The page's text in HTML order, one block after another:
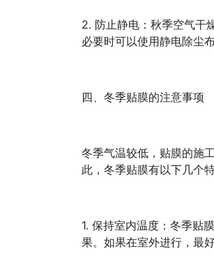
2. 防止静电：秋季空气干
必要时可以使用静电除尘
四、冬季贴膜的注意事项
冬季气温较低，贴膜的施
此，冬季贴膜有以下几个
1. 保持室内温度：冬季贴
果。如果在室外进行，最